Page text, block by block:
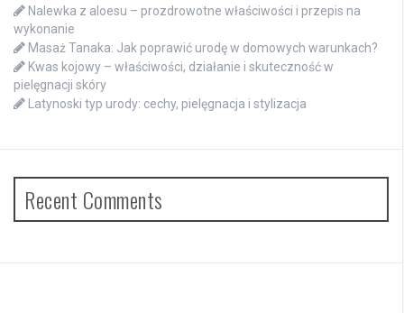
Nalewka z aloesu – prozdrowotne właściwości i przepis na
wykonanie
Masaż Tanaka: Jak poprawić urodę w domowych warunkach?
Kwas kojowy – właściwości, działanie i skuteczność w
pielęgnacji skóry
Latynoski typ urody: cechy, pielęgnacja i stylizacja
Recent Comments